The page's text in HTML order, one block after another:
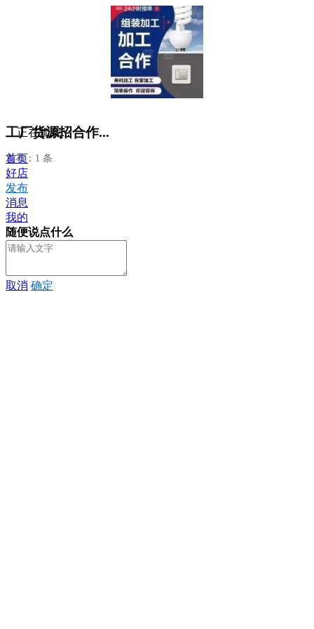
工厂货源招合作...
发布：1 条
正在加载...
首页
好店
发布
消息
我的
随便说点什么
取消 确定